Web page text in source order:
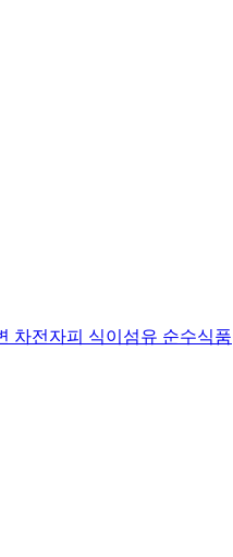
차전자피 식이섬유 순수식품